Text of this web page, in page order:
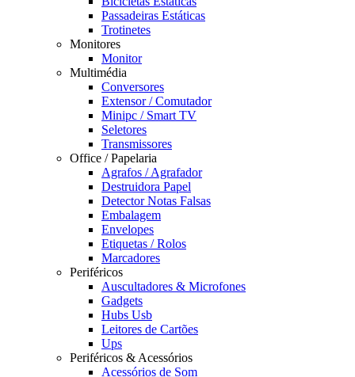
Passadeiras Estáticas
Trotinetes
Monitores
Monitor
Multimédia
Conversores
Extensor / Comutador
Minipc / Smart TV
Seletores
Transmissores
Office / Papelaria
Agrafos / Agrafador
Destruidora Papel
Detector Notas Falsas
Embalagem
Envelopes
Etiquetas / Rolos
Marcadores
Periféricos
Auscultadores & Microfones
Gadgets
Hubs Usb
Leitores de Cartões
Ups
Periféricos & Acessórios
Acessórios de Som